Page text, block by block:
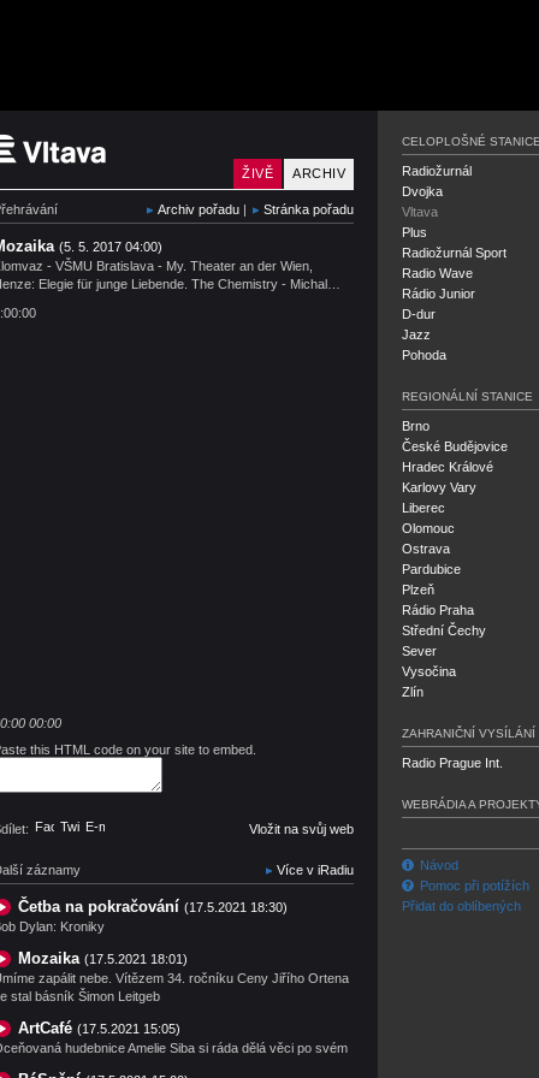
Český rozhlas Vltava
ARCHIV
ŽIVĚ
Archiv pořadu | Stránka pořadu
(5. 5. 2017 04:00)
- VŠMU Bratislava - My. Theater an der Wien,
Elegie für junge Liebende. The Chemistry - Michal…
00:00
this HTML code on your site to embed.
Facebook
TwitterE-mail Vložit na svůj web
záznamy Více v iRadiu
Četba na pokračování (17.5.2021 18:30)
Dylan: Kroniky
Mozaika (17.5.2021 18:01)
zapálit nebe. Vítězem 34. ročníku Ceny Jiřího Ortena
stal básník Šimon Leitgeb
ArtCafé (17.5.2021 15:05)
hudebnice Amelie Siba si ráda dělá věci po svém
CELOPLOŠNÉ
Radiožurnál
Dvojka
Vltava
Plus
Radiožurnál Sport
Radio Wave
Rádio Junior
D-dur
Jazz
Pohoda
REGIONÁLNÍ STANICE
Brno
České Budějovice
Hradec Králové
Karlovy Vary
Liberec
Olomouc
Ostrava
Pardubice
Plzeň
Rádio Praha
Střední Čechy
Sever
Vysočina
Zlín
ZAHRANIČNÍ VYSÍLÁNÍ
Radio Prague Int.
WEBRÁDIA A
Návod
Pomoc při potížích
Přidat do oblíbených